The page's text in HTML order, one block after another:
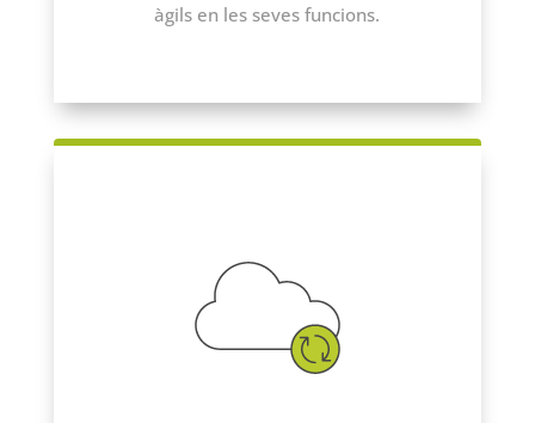
àgils en les seves funcions.